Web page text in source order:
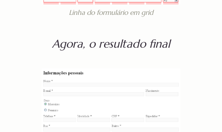
Linha do formulário em grid
Agora, o resultado final